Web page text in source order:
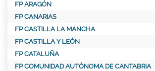
FP ARAGÓN
FP CANARIAS
FP CASTILLA LA MANCHA
FP CASTILLA Y LEÓN
FP CATALUÑA
FP COMUNIDAD AUTÓNOMA DE CANTABRIA